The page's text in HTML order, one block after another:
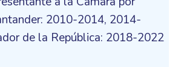
2010-2014, 2014-
de la República: 2018-2022